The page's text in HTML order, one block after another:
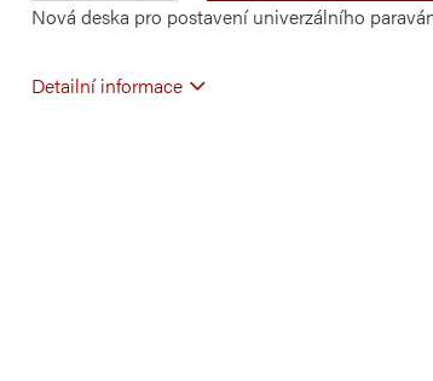
Nová deska pro postavení univerzálního
Detailní informace